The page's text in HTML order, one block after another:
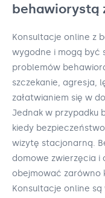
behawiorystą
Konsultacje online z
wygodne i mogą być
problemów
szczekanie, agresja,
załatwianiem się w
Jednak w przypadku
kiedy
wizytę stacjonarną.
domowe zwierzęcia i
obejmować zarówno
Konsultacje online